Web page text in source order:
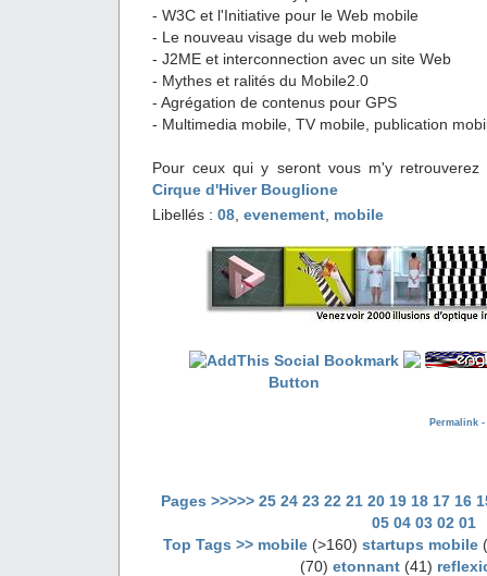
- W3C et l'Initiative pour le Web mobile
- Le nouveau visage du web mobile
- J2ME et interconnection avec un site Web
- Mythes et ralités du Mobile2.0
- Agrégation de contenus pour GPS
- Multimedia mobile, TV mobile, publication
Pour ceux qui y seront vous m'y
Cirque d'Hiver Bouglione
Libellés : 08 evenement mobile
Permalink -
Pages >>>>> 25 24 23 22 21 20 19 18 17 16
05 04 03 02 01
Top Tags >> mobile(>160) startups mobile
(70) etonnant (41)